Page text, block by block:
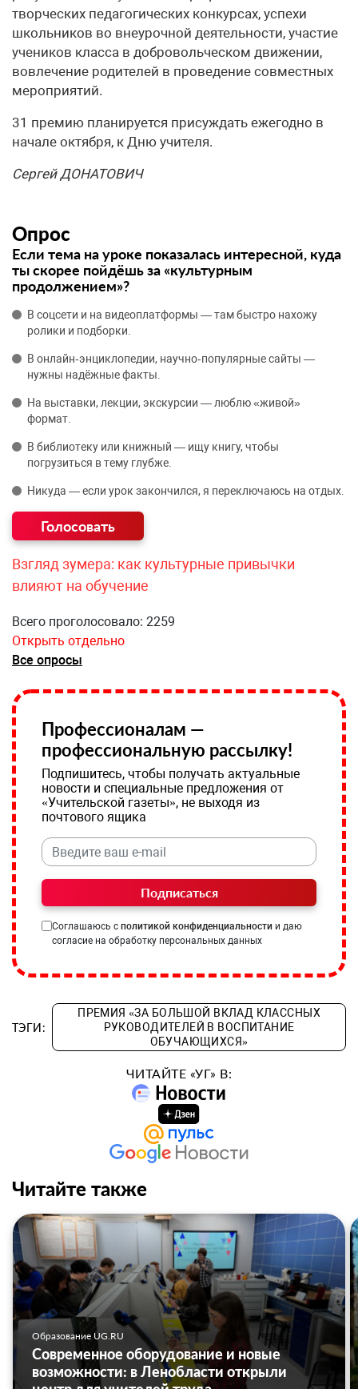
творческих педагогических конкурсах, успехи
школьников во внеурочной деятельности, участие
учеников класса в добровольческом движении,
вовлечение родителей в проведение совместных
мероприятий.
31 премию планируется присуждать ежегодно в
начале октября, к Дню учителя.
Сергей ДОНАТОВИЧ
Опрос
Если тема на уроке показалась интересной, куда
ты скорее пойдёшь за «культурным
продолжением»?
В соцсети и на видеоплатформы — там быстро нахожу
ролики и подборки.
В онлайн‑энциклопедии, научно‑популярные сайты —
нужны надёжные факты.
На выставки, лекции, экскурсии — люблю «живой»
формат.
В библиотеку или книжный — ищу книгу, чтобы
погрузиться в тему глубже.
Никуда — если урок закончился, я переключаюсь на отдых.
Взгляд зумера: как культурные привычки
влияют на обучение
Всего проголосовало: 2259
Открыть отдельно
Все опросы
Профессионалам —
профессиональную рассылку!
Подпишитесь, чтобы получать актуальные
новости и специальные предложения от
«Учительской газеты», не выходя из
почтового ящика
Подписаться
Соглашаюсь с политикой конфиденциальности и даю
согласие на обработку персональных данных
ТЭГИ:
ПРЕМИЯ «ЗА БОЛЬШОЙ ВКЛАД КЛАССНЫХ
РУКОВОДИТЕЛЕЙ В ВОСПИТАНИЕ
ОБУЧАЮЩИХСЯ»
ЧИТАЙТЕ «УГ» В:
Читайте также
Образование UG.RU
Современное оборудование и новые
возможности: в Ленобласти открыли